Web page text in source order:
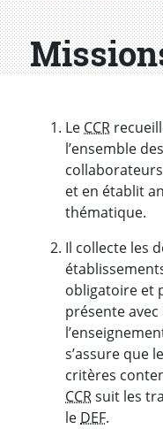
Le CCR
l’ensemble
et en établit
thématique.
Il collecte les
obligatoire et
présente
s’assure que
critères
CCRsuit les
le DEF.